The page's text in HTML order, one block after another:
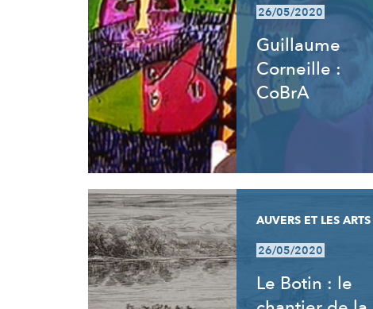
26/05/2020
Guillaume
Corneille :
CoBrA
AUVERS ET LES ARTS
26/05/2020
Le Botin : le